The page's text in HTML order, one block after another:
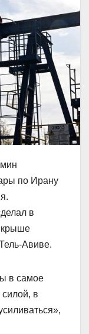
по Ирану
в
крыше
Авиве.
в самое
в